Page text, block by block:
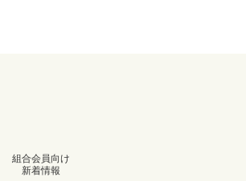
組合会員向け
新着情報